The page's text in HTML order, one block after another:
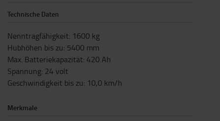
Technische Daten
Nenntragfähigkeit: 1600 kg
Hubhöhen bis zu: 5400 mm
Max. Batteriekapazität: 420 Ah
Spannung: 24 volt
Geschwindigkeit bis zu: 10,0 km/h
Merkmale